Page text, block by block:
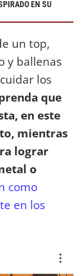
EN SU
un top,
y ballenas
los
que
en este
mientras
lograr
o
como
en los